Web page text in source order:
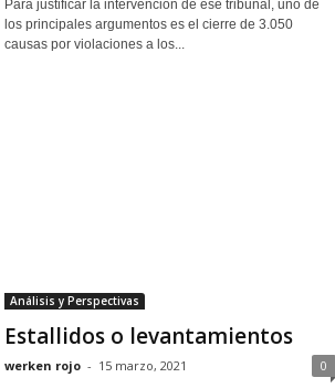
Para justificar la intervención de ese tribunal, uno de
los principales argumentos es el cierre de 3.050
causas por violaciones a los...
Análisis y Perspectivas
Estallidos o levantamientos
werken rojo - 15 marzo, 2021 0